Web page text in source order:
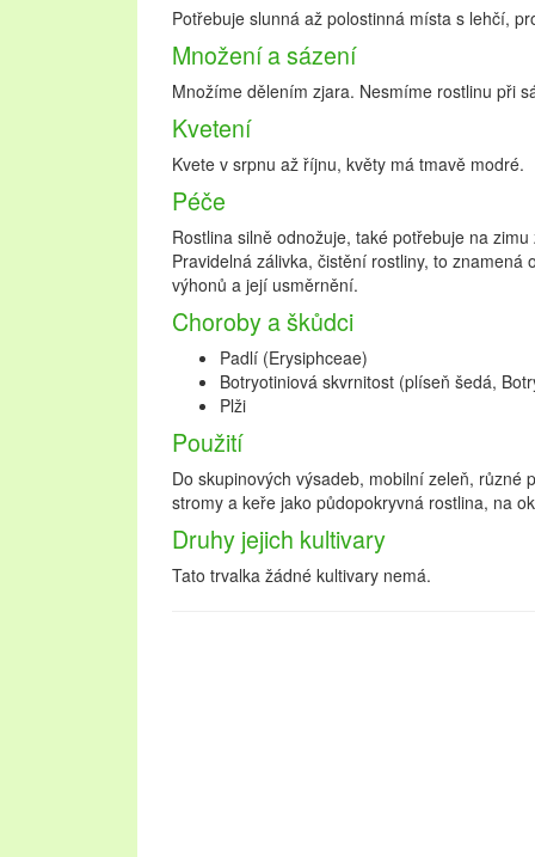
Potřebuje slunná až polostinná místa s lehčí,
Množení a sázení
Množíme dělením zjara. Nesmíme rostlinu při
Kvetení
Kvete v srpnu až říjnu, květy má tmavě modré.
Péče
Rostlina silně odnožuje, také potřebuje na
Pravidelná zálivka, čistění rostliny, to
výhonů a její usměrnění.
Choroby a škůdci
Padlí (Erysiphceae)
Botryotiniová skvrnitost (plíseň šedá,
Plži
Použití
Do skupinových výsadeb, mobilní zeleň, různé
stromy a keře jako půdopokryvná rostlina, na
Druhy jejich kultivary
Tato trvalka žádné kultivary nemá.